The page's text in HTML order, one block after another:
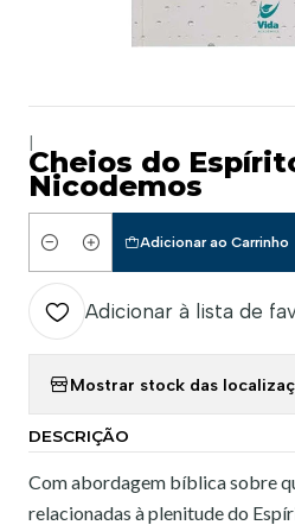
Cheios do
Nicodemos
Quantidade
Adicionar ao Carrinho
Adicionar à lista de
Mostrar stock das
DESCRIÇÃO
Com abordagem bíblica sobre
relacionadas à plenitude do